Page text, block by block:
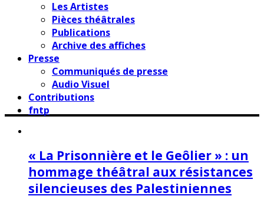
Les Artistes
Pièces théâtrales
Publications
Archive des affiches
Presse
Communiqués de presse
Audio Visuel
Contributions
fntp
« La Prisonnière et le Geôlier » : un
hommage théâtral aux résistances
silencieuses des Palestiniennes